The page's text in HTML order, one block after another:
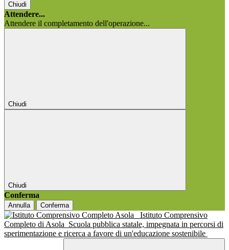
Chiudi
Attendere...
Attendere il completamento dell'operazione...
Chiudi
Chiudi
Conferma
Annulla Conferma
Istituto Comprensivo
Completo di Asola Scuola pubblica statale, impegnata in percorsi di
sperimentazione e ricerca a favore di un'educazione sostenibile